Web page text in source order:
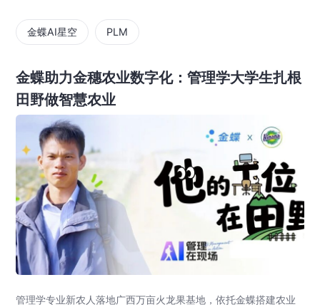
金蝶AI星空 PLM
金蝶助力金穗农业数字化：管理学大学生扎根
田野做智慧农业
管理学专业新农人落地广西万亩火龙果基地，依托金蝶搭建农业